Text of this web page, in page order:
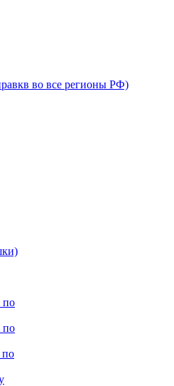
во все регионы РФ)
по
по
по